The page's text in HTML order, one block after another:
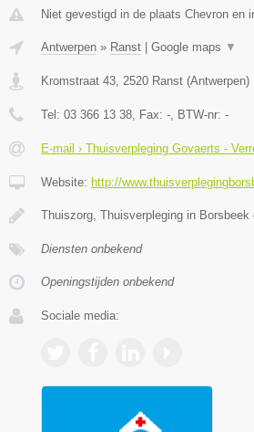
Niet gevestigd in de plaats Chevron en
Antwerpen » Ranst Google maps ▼
Kromstraat 43 2520 Ranst (Antwerpen)
Tel: 03 366 13 38 , Fax: - , BTW-nr: -
E-mail › Thuisverpleging Govaerts -
Website: http://
Thuiszorg, Thuisverpleging in Borsbeek
Diensten onbekend
Openingstijden onbekend
Sociale media: